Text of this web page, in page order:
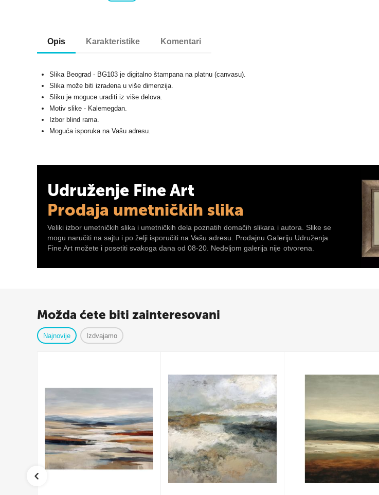
Opis Karakteristike Komentari
Slika Beograd - BG103 je digitalno štampana na platnu (canvasu).
Slika može biti izrađena u više dimenzija.
Sliku je moguce uraditi iz više delova.
Motiv slike - Kalemegdan.
Izbor blind rama.
Moguća isporuka na Vašu adresu.
Udruženje Fine Art
Prodaja umetničkih slika
Veliki izbor umetničkih slika i umetničkih dela poznatih domačih slikara i autora. Slike se
mogu naručiti na sajtu i po želji isporučiti na Vašu adresu. Prodajnu Galeriju Udruženja
Fine Art možete i posetiti svakoga dana od 08-20. Nedeljom galerija nije otvorena.
Možda ćete biti zainteresovani
Najnovije Izdvajamo